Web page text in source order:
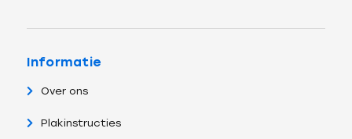
Informatie
Over ons
Plakinstructies